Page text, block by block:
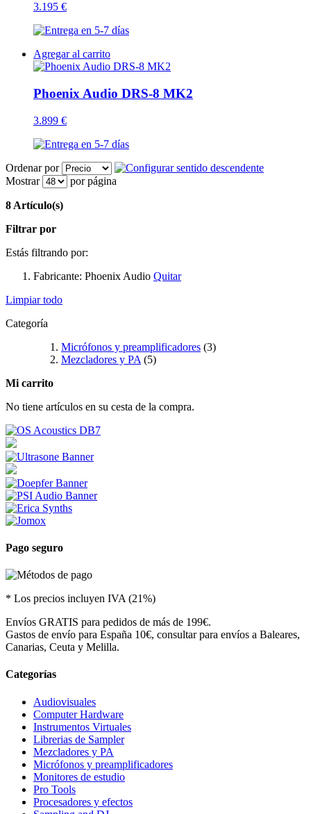
3.195 €
Agregar al carrito
Phoenix Audio DRS-8 MK2
3.899 €
Ordenar por
Mostrar
por página
8 Artículo(s)
Filtrar por
Estás filtrando por:
Fabricante: Phoenix Audio Quitar
Limpiar todo
Categoría
Micrófonos y preamplificadores (3)
Mezcladores y PA (5)
Mi carrito
No tiene artículos en su cesta de la compra.
Pago seguro
* Los precios incluyen IVA (21%)
Envíos GRATIS para pedidos de más de 199€.
Gastos de envío para España 10€, consultar para envíos a Baleares,
Canarias, Ceuta y Melilla.
Categorías
Audiovisuales
Computer Hardware
Instrumentos Virtuales
Librerias de Sampler
Mezcladores y PA
Micrófonos y preamplificadores
Monitores de estudio
Pro Tools
Procesadores y efectos